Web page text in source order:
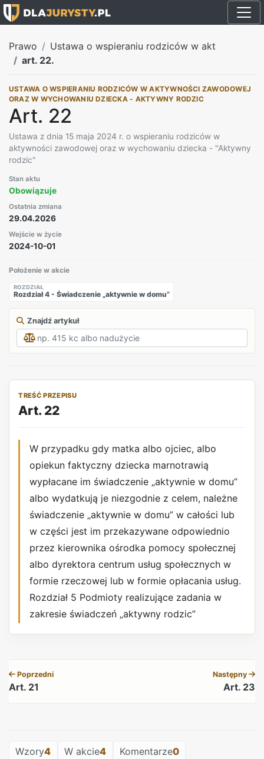
Prawo
Ustawa o wspieraniu rodziców w akt
art. 22.
USTAWA O WSPIERANIU RODZICÓW W AKTYWNOŚCI ZAWODOWEJ
ORAZ W WYCHOWANIU DZIECKA - AKTYWNY RODZIC
Art. 22
Ustawa z dnia 15 maja 2024 r. o wspieraniu rodziców w
aktywności zawodowej oraz w wychowaniu dziecka - "Aktywny
rodzic"
Stan aktu
Obowiązuje
Ostatnia zmiana
29.04.2026
Wejście w życie
2024-10-01
Położenie w akcie
ROZDZIAŁ
Rozdział 4 - Świadczenie „aktywnie w domu”
Znajdź artykuł
TREŚĆ PRZEPISU
Art. 22
W przypadku gdy matka albo ojciec, albo
opiekun faktyczny dziecka marnotrawią
wypłacane im świadczenie „aktywnie w domu”
albo wydatkują je niezgodnie z celem, należne
świadczenie „aktywnie w domu” w całości lub
w części jest im przekazywane odpowiednio
przez kierownika ośrodka pomocy społecznej
albo dyrektora centrum usług społecznych w
formie rzeczowej lub w formie opłacania usług.
Rozdział 5 Podmioty realizujące zadania w
zakresie świadczeń „aktywny rodzic”
Poprzedni
Art. 21
Następny
Art. 23
Wzory4 W akcie4 Komentarze0